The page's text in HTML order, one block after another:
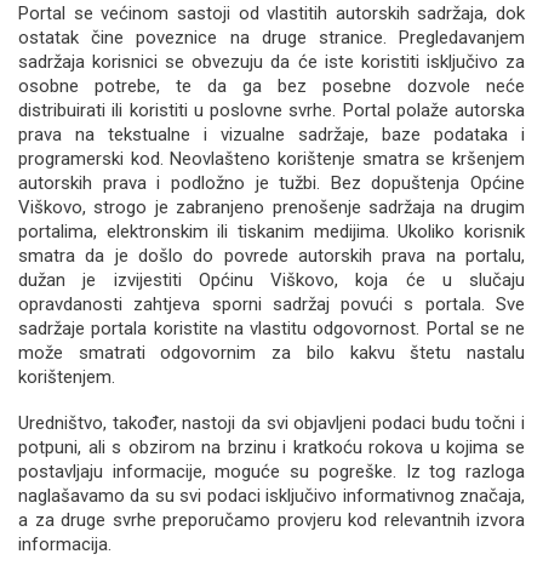
Portal se većinom sastoji od vlastitih autorskih sadržaja, dok
ostatak čine poveznice na druge stranice. Pregledavanjem
sadržaja korisnici se obvezuju da će iste koristiti isključivo za
osobne potrebe, te da ga bez posebne dozvole neće
distribuirati ili koristiti u poslovne svrhe. Portal polaže autorska
prava na tekstualne i vizualne sadržaje, baze podataka i
programerski kod. Neovlašteno korištenje smatra se kršenjem
autorskih prava i podložno je tužbi. Bez dopuštenja Općine
Viškovo, strogo je zabranjeno prenošenje sadržaja na drugim
portalima, elektronskim ili tiskanim medijima. Ukoliko korisnik
smatra da je došlo do povrede autorskih prava na portalu,
dužan je izvijestiti Općinu Viškovo, koja će u slučaju
opravdanosti zahtjeva sporni sadržaj povući s portala. Sve
sadržaje portala koristite na vlastitu odgovornost. Portal se ne
može smatrati odgovornim za bilo kakvu štetu nastalu
korištenjem.
Uredništvo, također, nastoji da svi objavljeni podaci budu točni i
potpuni, ali s obzirom na brzinu i kratkoću rokova u kojima se
postavljaju informacije, moguće su pogreške. Iz tog razloga
naglašavamo da su svi podaci isključivo informativnog značaja,
a za druge svrhe preporučamo provjeru kod relevantnih izvora
informacija.